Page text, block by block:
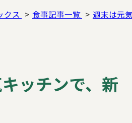
クス 食事記事一覧 週末は元
ッチンで、新